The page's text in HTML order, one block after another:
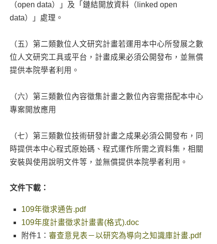
（open data）」及「鏈結開放資料（linked open
data）」處理。
（五）第二類數位人文研究計畫若運用本中心所發展之數
位人文研究工具或平台，計畫成果必須公開發布，並無償
提供本院學者利用。
（六）第三類數位內容徵集計畫之數位內容需搭配本中心
專案開放應用
（七）第三類數位技術研發計畫之成果必須公開發布，同
時提供本中心程式原始碼、程式運作所需之資料集，相關
安裝與使用說明文件等，並無償提供本院學者利用。
文件下載：
109年徵求通告.pdf
109年度計畫徵求計畫書(格式).doc
附件1： 審查意見表－以研究為導向之知識庫計畫.pdf